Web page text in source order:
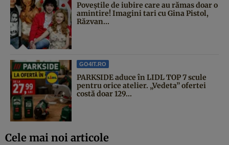
Poveştile de iubire care au rămas doar o
amintire! Imagini tari cu Gina Pistol,
Răzvan...
GO4IT.RO
PARKSIDE aduce în LIDL TOP 7 scule
pentru orice atelier. „Vedeta” ofertei
costă doar 129...
Cele mai noi articole